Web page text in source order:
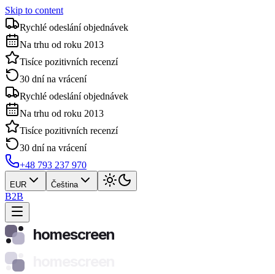
Skip to content
Rychlé odeslání objednávek
Na trhu od roku 2013
Tisíce pozitivních recenzí
30 dní na vrácení
Rychlé odeslání objednávek
Na trhu od roku 2013
Tisíce pozitivních recenzí
30 dní na vrácení
+48 793 237 970
EUR Čeština
B2B
homescreen